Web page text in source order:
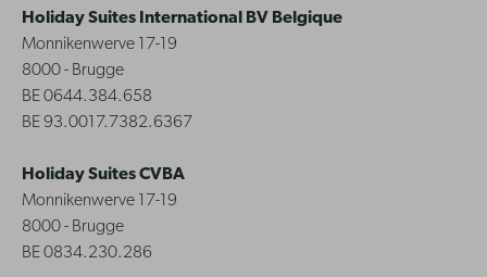
Holiday Suites International BV Belgique
Monnikenwerve 17-19
8000 - Brugge
BE 0644.384.658
BE 93.0017.7382.6367
Holiday Suites CVBA
Monnikenwerve 17-19
8000 - Brugge
BE 0834.230.286